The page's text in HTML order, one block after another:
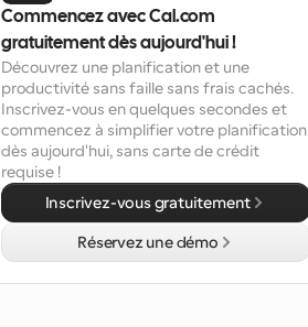
Commencez avec Cal.com
gratuitement dès aujourd'hui !
Découvrez une planification et une
productivité sans faille sans frais cachés.
Inscrivez-vous en quelques secondes et
commencez à simplifier votre planification
dès aujourd'hui, sans carte de crédit
requise !
Inscrivez-vous gratuitement
Réservez une démo